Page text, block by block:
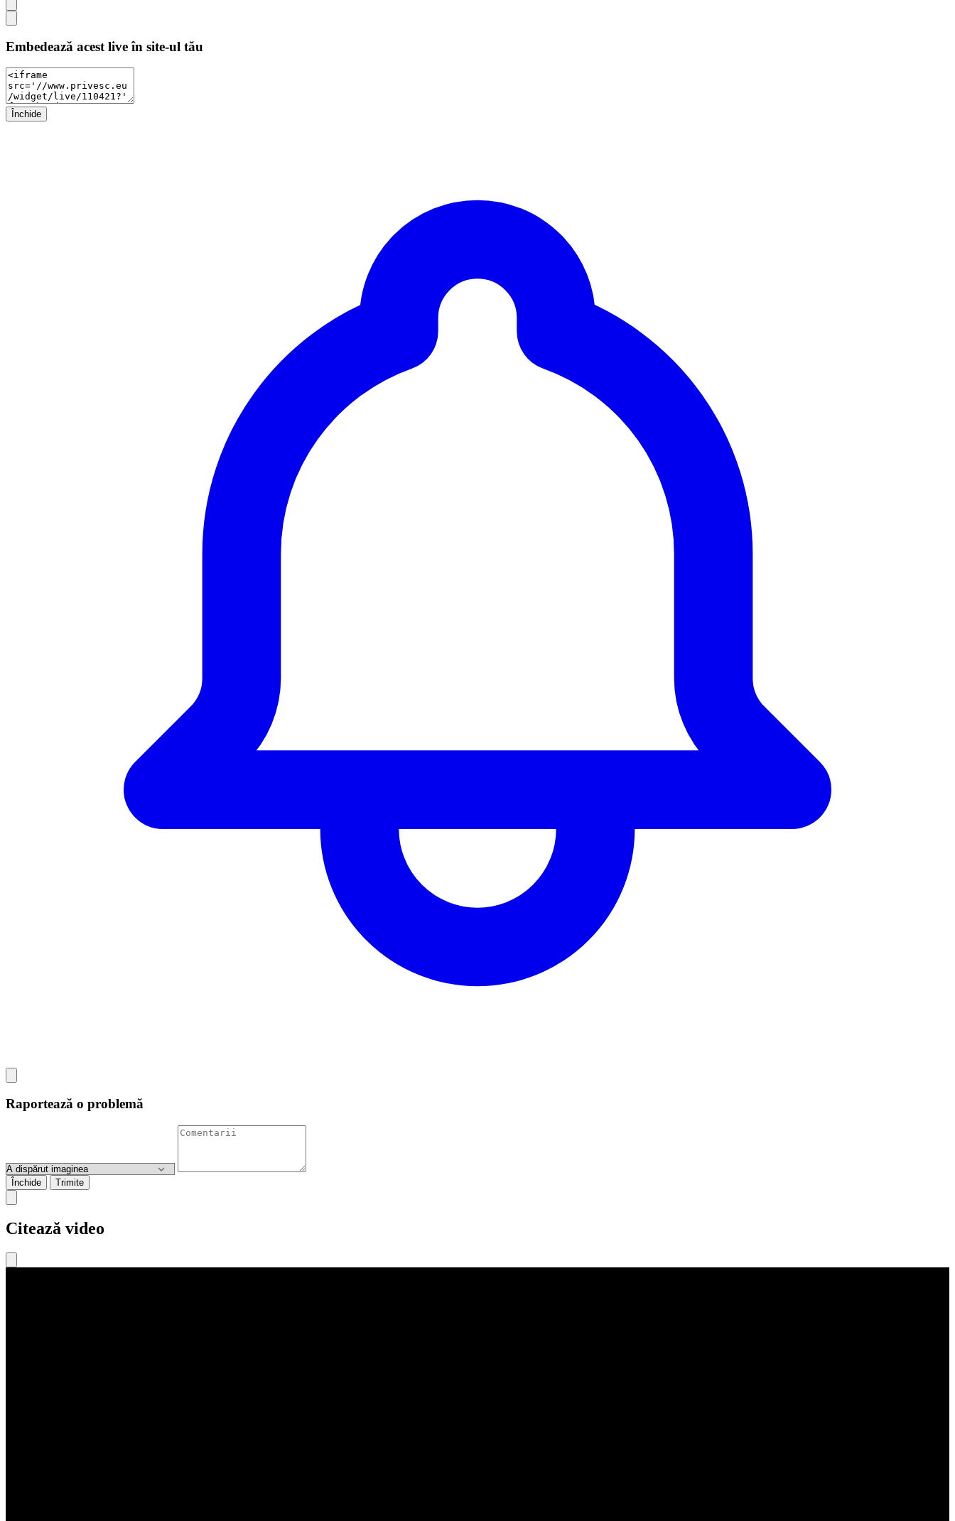
Embedează acest live în site-ul tău
Închide
Raportează o problemă
Închide Trimite
Citează video